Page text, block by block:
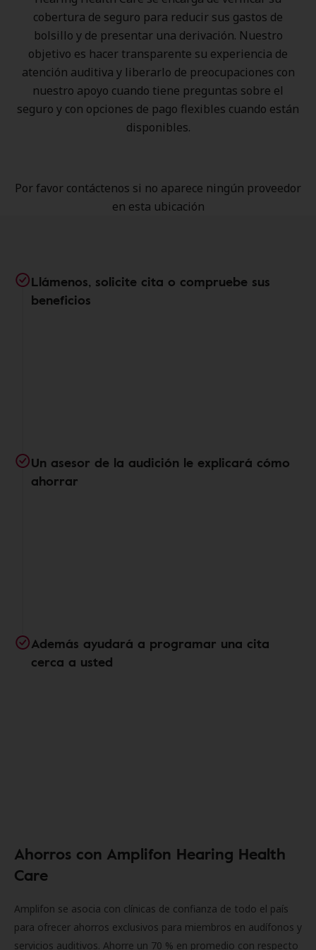
cobertura de seguro para reducir sus gastos de
bolsillo y de presentar una derivación. Nuestro
objetivo es hacer transparente su experiencia de
atención auditiva y liberarlo de preocupaciones con
nuestro apoyo cuando tiene preguntas sobre el
seguro y con opciones de pago flexibles cuando están
disponibles.
Por favor contáctenos si no aparece ningún proveedor
en esta ubicación
Llámenos, solicite cita o compruebe sus
beneficios
Un asesor de la audición le explicará cómo
ahorrar
Además ayudará a programar una cita
cerca a usted
Ahorros con Amplifon Hearing Health
Care
Amplifon se asocia con clínicas de confianza de todo el país
para ofrecer ahorros exclusivos para miembros en audífonos y
servicios auditivos. Ahorre un 70 % en promedio con respecto